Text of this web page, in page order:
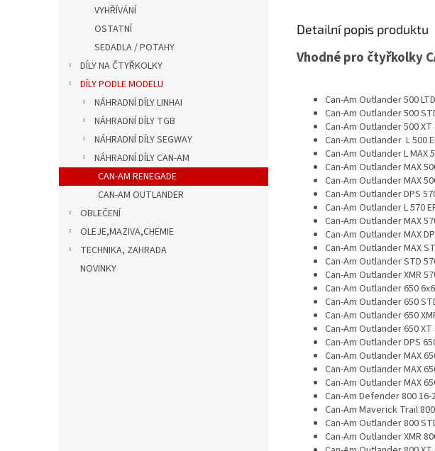
VYHŘÍVÁNÍ
OSTATNÍ
SEDADLA / POTAHY
DÍLY NA ČTYŘKOLKY
DÍLY PODLE MODELU
NÁHRADNÍ DÍLY LINHAI
NÁHRADNÍ DÍLY TGB
NÁHRADNÍ DÍLY SEGWAY
NÁHRADNÍ DÍLY CAN-AM
CAN-AM RENEGADE
CAN-AM OUTLANDER
OBLEČENÍ
OLEJE,MAZIVA,CHEMIE
TECHNIKA, ZAHRADA
NOVINKY
Detailní popis produktu
Vhodné pro čtyřkolky
Can-Am Outlander 500
Can-Am Outlander 500
Can-Am Outlander 500 XT
Can-Am Outlander L 500
Can-Am Outlander L MAX
Can-Am Outlander MAX
Can-Am Outlander MAX
Can-Am Outlander DPS
Can-Am Outlander L 570
Can-Am Outlander MAX
Can-Am Outlander MAX
Can-Am Outlander MAX
Can-Am Outlander STD
Can-Am Outlander XMR
Can-Am Outlander 650
Can-Am Outlander 650
Can-Am Outlander 650
Can-Am Outlander 650 XT
Can-Am Outlander DPS
Can-Am Outlander MAX
Can-Am Outlander MAX
Can-Am Outlander MAX
Can-Am Defender 800 16-
Can-Am Maverick Trail
Can-Am Outlander 800
Can-Am Outlander XMR